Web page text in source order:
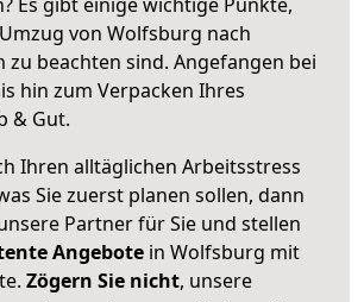
von Wolfsburg nach
zu beachten sind. Angefangen bei
hin zum Verpacken Ihres
& Gut.
Ihren alltäglichen Arbeitsstress
Sie zuerst planen sollen, dann
Partner für Sie und stellen
Angebote in Wolfsburg mit
Zögern Sie nicht, unsere